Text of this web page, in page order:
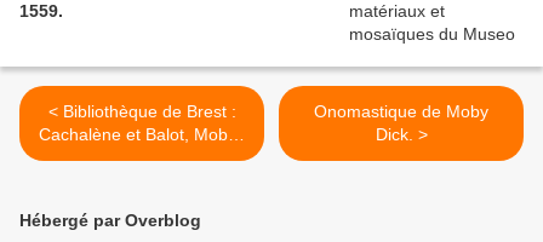
1559.
< Bibliothèque de Brest :
Cachalène et Balot, Mobas
et Jony Dick.
Onomastique de Moby
Dick. >
Hébergé par Overblog